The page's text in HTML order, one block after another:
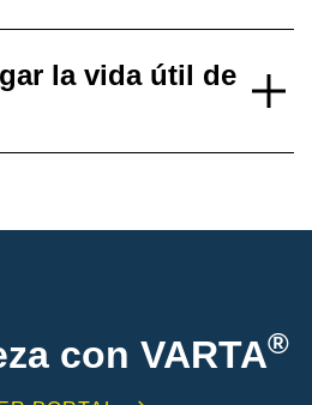
la vida útil de
con VARTA®